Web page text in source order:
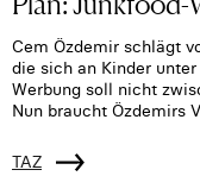
Cem Özdemir schlägt
die sich an Kinder
Werbung soll nicht
Nun braucht Özdemirs
TAZ